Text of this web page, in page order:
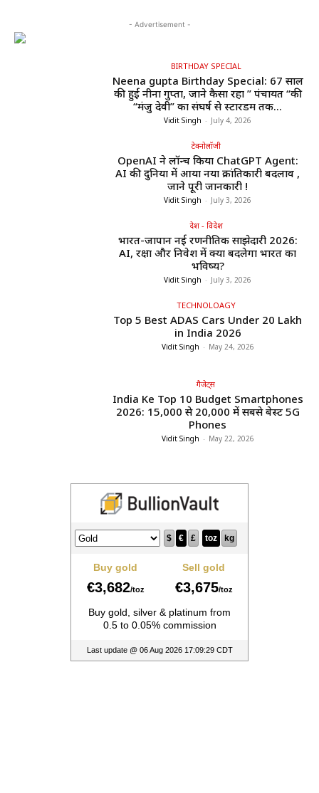
- Advertisement -
BIRTHDAY SPECIAL
Neena gupta Birthday Special: 67 साल
की हुईं नीना गुप्ता, जाने कैसा रहा ” पंचायत “की
“मंजु देवी” का संघर्ष से स्टारडम तक...
Vidit Singh - July 4, 2026
टेक्नोलॉजी
OpenAI ने लॉन्च किया ChatGPT Agent:
AI की दुनिया में आया नया क्रांतिकारी बदलाव ,
जाने पूरी जानकारी !
Vidit Singh - July 3, 2026
देश - विदेश
भारत-जापान नई रणनीतिक साझेदारी 2026:
AI, रक्षा और निवेश में क्या बदलेगा भारत का
भविष्य?
Vidit Singh - July 3, 2026
TECHNOLOAGY
Top 5 Best ADAS Cars Under ₹20 Lakh
in India 2026
Vidit Singh - May 24, 2026
गैजेट्स
India Ke Top 10 Budget Smartphones
2026: ₹15,000 से ₹20,000 में सबसे बेस्ट 5G
Phones
Vidit Singh - May 22, 2026